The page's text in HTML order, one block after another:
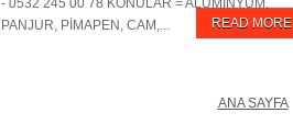
- 0532 245 00 78 KONULAR = ALÜMİNYUM,
PANJUR, PİMAPEN, CAM,...
READ MORE
ANA SAYFA